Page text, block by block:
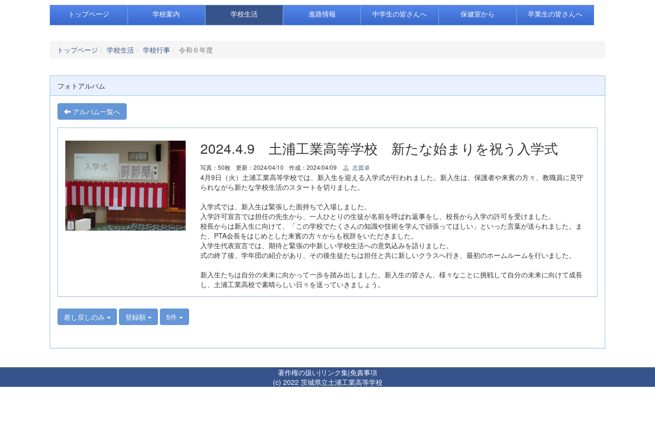
トップページ 学校案内 学校生活 進路情報 中学生の皆さんへ 保健室から 卒業生の皆さんへ
トップページ 学校生活 学校行事 令和６年度
フォトアルバム
アルバム一覧へ
2024.4.9 土浦工業高等学校 新たな始まりを祝う入学式
写真：50枚 更新：2024/04/10 作成：2024/04/09 志賀卓
4月9日（火）土浦工業高等学校では、新入生を迎える入学式が行われました。新入生は、保護者や来賓の方々、教職員に見守
られながら新たな学校生活のスタートを切りました。
入学式では、新入生は緊張した面持ちで入場しました。
入学許可宣言では担任の先生から、一人ひとりの生徒が名前を呼ばれ返事をし、校長から入学の許可を受けました。
校長からは新入生に向けて、「この学校でたくさんの知識や技術を学んで頑張ってほしい」といった言葉が送られました。ま
た、PTA会長をはじめとした来賓の方々からも祝辞をいただきました。
入学生代表宣言では、期待と緊張の中新しい学校生活への意気込みを語りました。
式の終了後、学年団の紹介があり、その後生徒たちは担任と共に新しいクラスへ行き、最初のホームルームを行いました。
新入生たちは自分の未来に向かって一歩を踏み出しました。新入生の皆さん、様々なことに挑戦して自分の未来に向けて成長
し、土浦工業高校で素晴らしい日々を送っていきましょう。
差し戻しのみ 登録順 5件
著作権の扱い| リンク集|免責事項
(c) 2022 茨城県立土浦工業高等学校